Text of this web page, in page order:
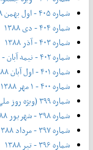
شماره ۴۰۵ - اول بهمن ۱۳۸۸
شماره ۴۰۴ - دی ۱۳۸۸
شماره ۴۰۳ - آذر ۱۳۸۸
شماره ۴۰۲ - نیمه آبان - ویژه پاییز ۱۳۸۸
شماره ۴۰۱ - اول آبان ۱۳۸۸
شماره ۴۰۰ - ۱ مهر ۱۳۸۸
شماره ۳۹۹ (ویژه روز ملی سینما) - ۲۱ شهریور ۱۳۸۸
شماره ۳۹۸ - شهریور ۱۳۸۸
شماره ۳۹۷ - مرداد ۱۳۸۸
شماره ۳۹۶ - تیر ۱۳۸۸